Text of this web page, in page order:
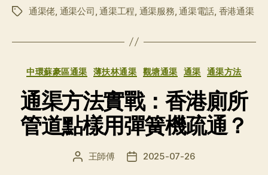
标
通渠佬 通渠公司 ,通渠工程 通渠服務 ,通渠電話 香港通渠
分
中環蘇豪區通渠 薄扶林通渠 觀塘通渠 通渠 通渠方法
通渠方法實戰：香港廁所
管道點樣用彈簧機疏通？
文 王師傅
发 2025-07-26